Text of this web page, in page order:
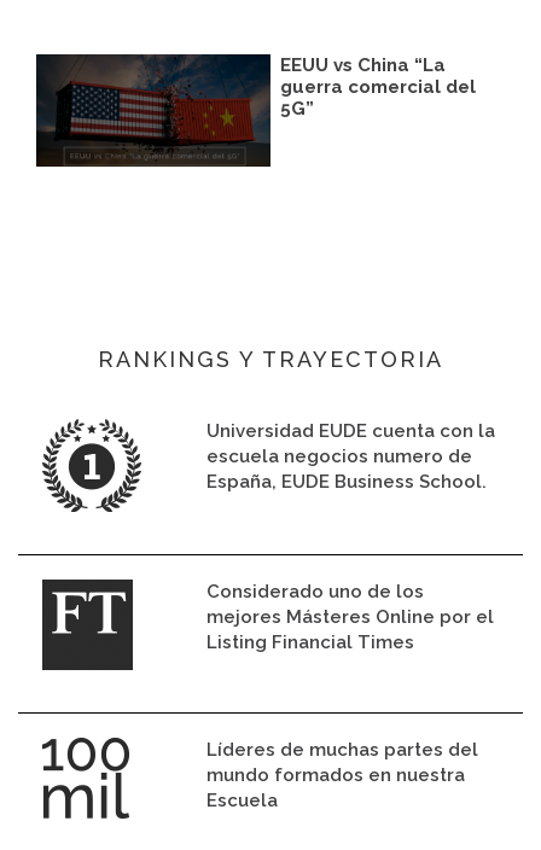
EEUU vs China “La
guerra comercial del
5G”
RANKINGS Y TRAYECTORIA
Universidad EUDE cuenta con la
escuela negocios numero de
España, EUDE Business School.
Considerado uno de los
mejores Másteres Online por el
Listing Financial Times
Líderes de muchas partes del
mundo formados en nuestra
Escuela